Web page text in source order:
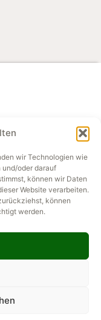
wir Technologien wie
und/oder darauf
können wir Daten
Website verarbeiten.
können
werden.